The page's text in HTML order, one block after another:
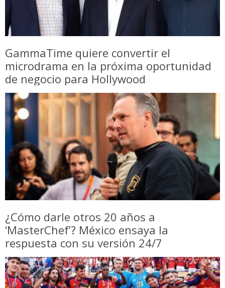
GammaTime quiere convertir el
microdrama en la próxima oportunidad
de negocio para Hollywood
¿Cómo darle otros 20 años a
‘MasterChef’? México ensaya la
respuesta con su versión 24/7